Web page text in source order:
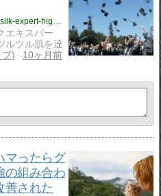
https://nobukoike.com/dailylife/braun-silk-expert-hige-shugyou
エキスパー
ルツル肌を達
ブ
10ヶ月前
マったらグ
の組み合わ
善された